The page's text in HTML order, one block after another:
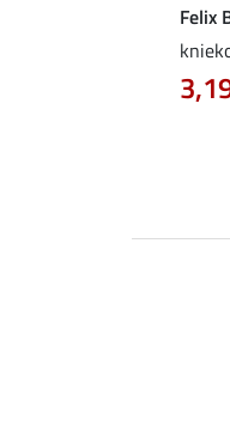
Felix